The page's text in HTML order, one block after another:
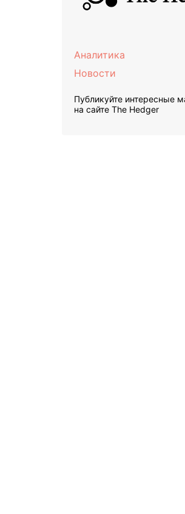
Аналитика
Новости
Публикуйте интересные
на сайте The Hedger